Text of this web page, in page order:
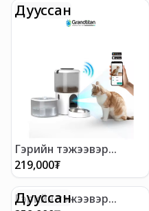
Дууссан
Гэрийн тэжээвэр
амьтны автомат хоол,
усны сав
219,000₮
Дууссан
Гэрийн тэжээвэр